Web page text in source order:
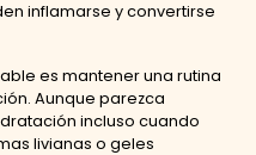
inflamarse y convertirse
es mantener una rutina
Aunque parezca
incluso cuando
livianas o geles